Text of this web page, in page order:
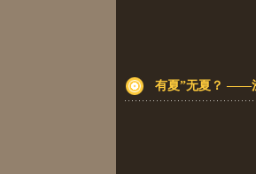
有夏”无夏？ ——